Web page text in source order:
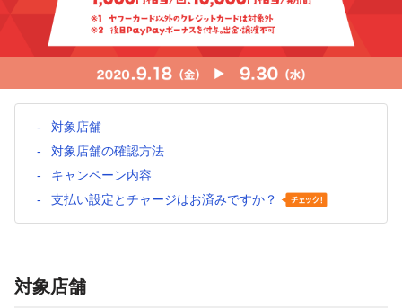
対象店舗
対象店舗の確認方法
キャンペーン内容
支払い設定とチャージはお済みですか？
対象店舗